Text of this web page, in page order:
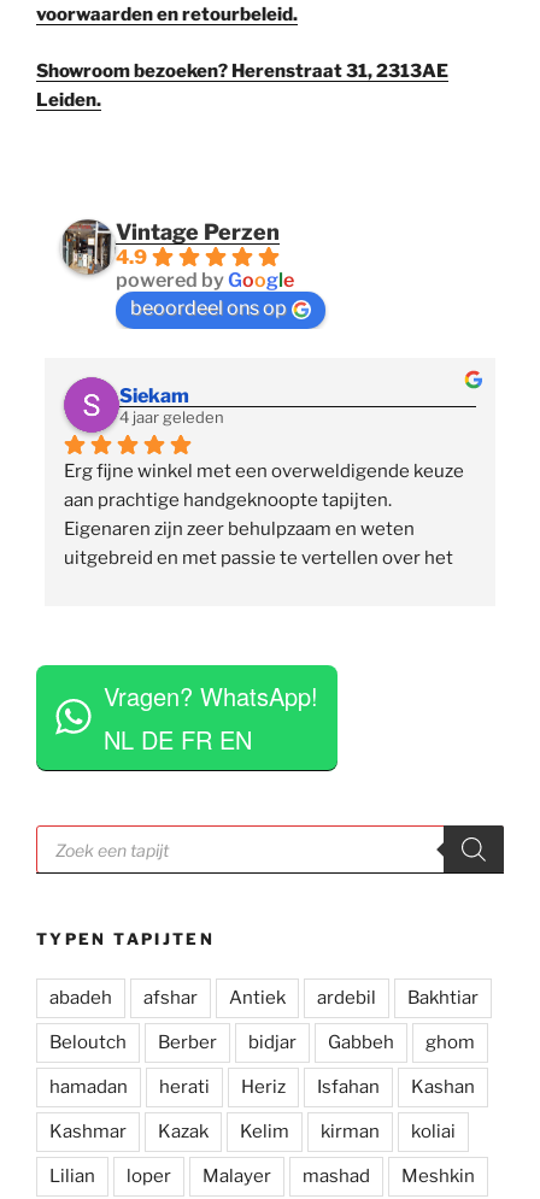
voorwaarden en retourbeleid.
Showroom bezoeken? Herenstraat 31, 2313AE
Leiden.
Vintage Perzen
4.9
powered byGoogle
beoordeel ons op
Siekam
4 jaar geleden
Erg fijne winkel met een overweldigende keuze
aan prachtige handgeknoopte tapijten.
Eigenaren zijn zeer behulpzaam en weten
uitgebreid en met passie te vertellen over het
tapijten voor je uit te rollen. Tegelijkertijd niet
opdringerig en geven je rustig de tijd om je
eigen keuze te maken. Tevens erg competitieve
prijzen. Al met al een zeer positieve ervaring en
Vragen? WhatsApp!
NL DE FR EN
Producten
zoeken
TYPEN TAPIJTEN
abadeh afshar Antiek ardebil Bakhtiar
Beloutch Berber bidjar Gabbeh ghom
hamadan herati Heriz Isfahan Kashan
Kashmar Kazak Kelim kirman koliai
Lilian loper Malayer mashad Meshkin